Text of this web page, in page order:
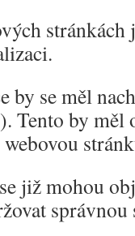
by se měl
Tento by měl
již mohou